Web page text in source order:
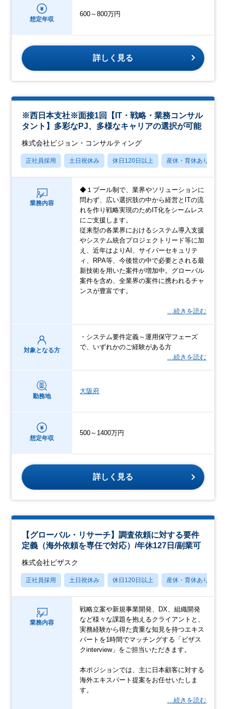
想定年収
600～800万円
詳しく見る
※西日本支社※面接1回【IT・戦略・業務コンサル
タント】多彩なPJ、多様なキャリアの選択が可能
株式会社ビジョン・コンサルティング
正社員採用 土日祝休み 休日120日以上 産休・育休あり
業務内容
◆１プール制で、業界やソリューションに
問わず、広い選択肢の中から経営とITの流
れを作り戦略実現のためIT化をシームレス
にご支援します。
従来型の各業界におけるシステム導入支援
やシステム統合プロジェクトリード等に加
え、近年はよりAI、サイバーセキュリテ
ィ、RPA等、今後世の中で必要とされる最
新技術を用いた案件が増加中。グローバル
案件を含め、全業界の案件に携われるチャ
ンスが豊富です。
…続きを読む
対象となる方
・システム要件定義～運用保守フェーズ
で、いずれかのご経験がある方
…続きを読む
勤務地
大阪府
想定年収
500～1400万円
詳しく見る
【グローバル・リサーチ】調査依頼に対する要件
定義（海外依頼を専任で対応）/年休127日/副業可
株式会社ビザスク
正社員採用 土日祝休み 休日120日以上 産休・育休あり
業務内容
戦略立案や新規事業開発、DX、組織開発
など様々な課題を抱えるクライアントと、
実務経験から得た貴重な知見を持つエキス
パートを1時間でマッチングする「ビザス
クinterview」をご担当いただきます。
本ポジションでは、主に日本顧客に対する
海外エキスパート提案をお任せいたしま
す。
…続きを読む